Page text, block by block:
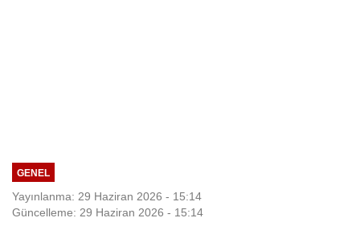
GENEL
Yayınlanma: 29 Haziran 2026 - 15:14
Güncelleme: 29 Haziran 2026 - 15:14